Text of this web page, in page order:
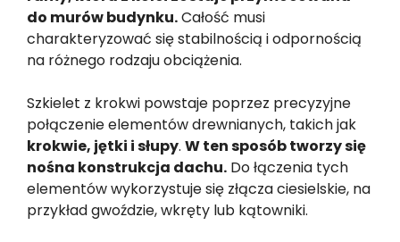
do murów budynku.Całość musi
charakteryzować się stabilnością i odpornością
na różnego rodzaju obciążenia.
Szkielet z krokwi powstaje poprzez precyzyjne
połączenie elementów drewnianych, takich jak
krokwie, jętki i słupy. W ten sposób tworzy się
nośna konstrukcja dachu. Do łączenia tych
elementów wykorzystuje się złącza ciesielskie, na
przykład gwoździe, wkręty lub kątowniki.